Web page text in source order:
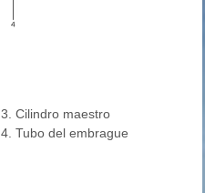
3. Cilindro maestro
4. Tubo del embrague